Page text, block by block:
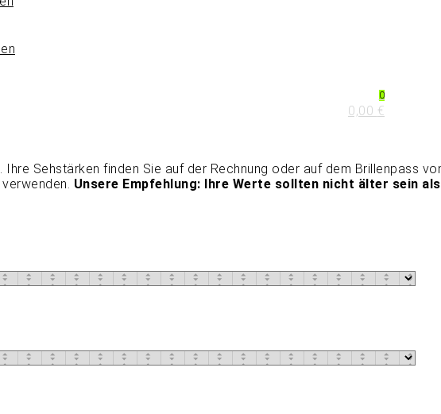
0
0,00 €
Sehstärken finden Sie auf der Rechnung oder auf dem Brillenpass
Unsere Empfehlung: Ihre Werte sollten nicht älter sein als